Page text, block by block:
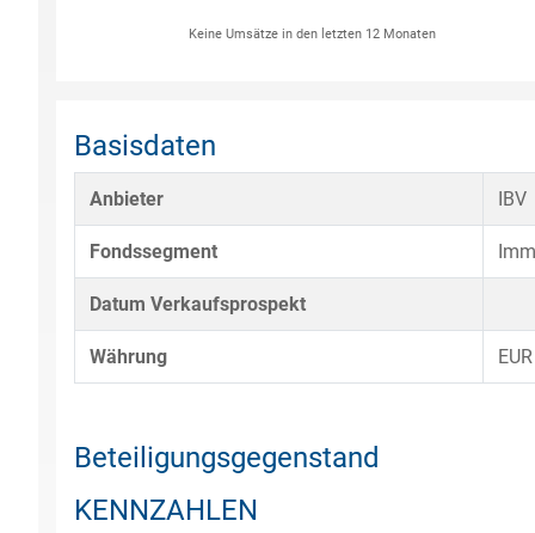
Keine Umsätze in den letzten 12 Monaten
Basisdaten
Anbieter IBV
Fondssegment
Datum Verkaufsprospekt
Währung EUR
Beteiligungsgegenstand
KENNZAHLEN